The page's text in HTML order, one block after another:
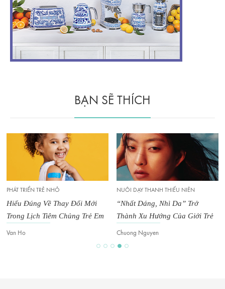
BẠN SẼ THÍCH
Đổi Mới
Trẻ Em
NUÔI DẠY THANH THIẾU NIÊN
“Nhất Dáng, Nhì Da” Trở
Thành Xu Hướng Của Giới Trẻ
PHÁT TRIỂN TRẺ NHỎ
Cách Giữ Trẻ Bình
Chờ Ở Sân Bay
Van Ho